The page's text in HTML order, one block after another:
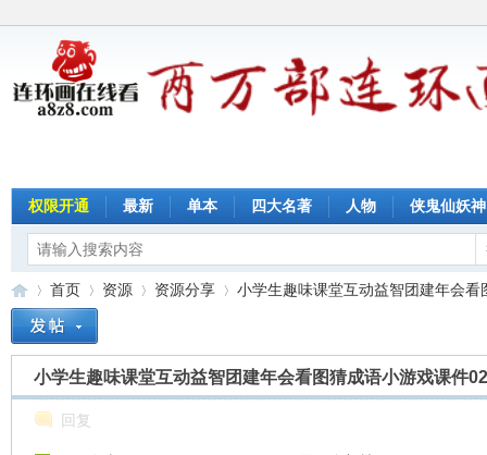
权限开通 最新 单本 四大名著 人物 侠鬼仙妖神
»
首页
›
资源
›
资源分享
›
小学生趣味课堂互动益智团建年会
小学生趣味课堂互动益智团建年会看图猜成语小游戏课件02
回复